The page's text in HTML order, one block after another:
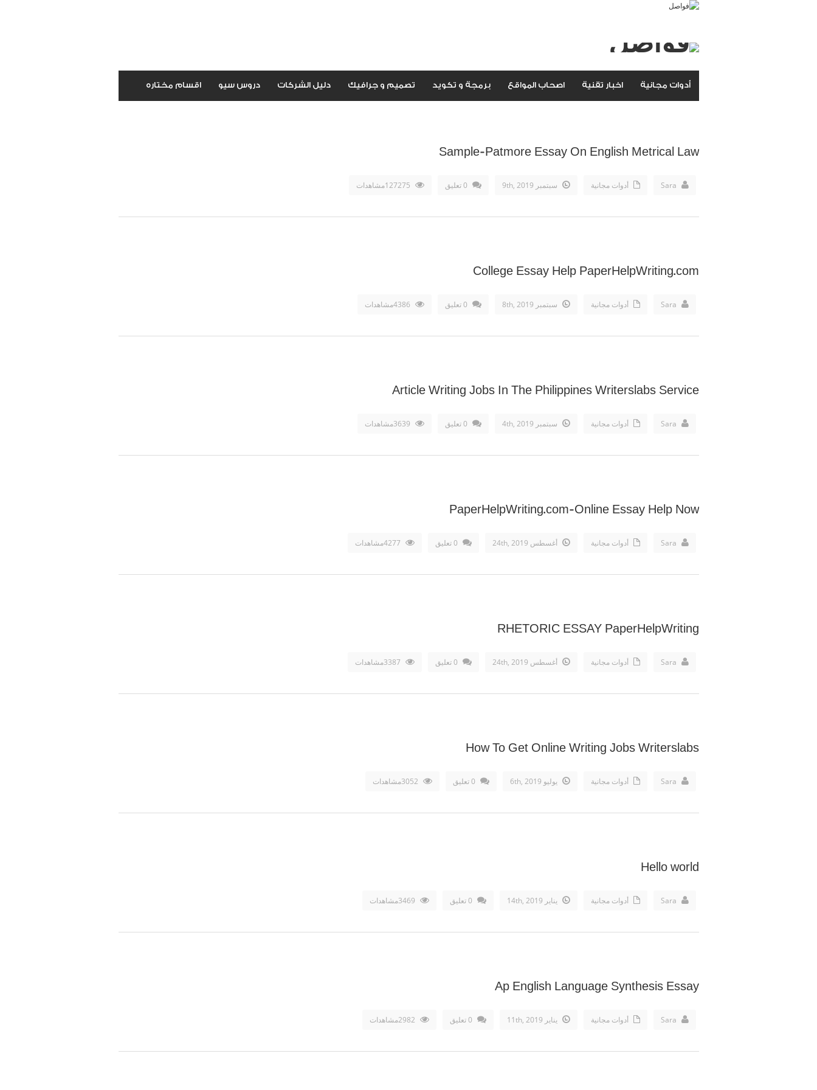
أدوات مجانية اخبار تقنية اصحاب المواقع برمجة و تكويد تصميم و جرافيك دليل الشركات دروس سيو اقسام مختاره
Sample-Patmore Essay On English Metrical Law
Sara أدوات مجانية سبتمبر 9th, 2019 0 تعليق
College Essay Help PaperHelpWriting.com
Sara أدوات مجانية سبتمبر 8th, 2019 0 تعليق
Article Writing Jobs In The Philippines Writerslabs Service
Sara أدوات مجانية سبتمبر 4th, 2019 0 تعليق
PaperHelpWriting.com-Online Essay Help Now
Sara أدوات مجانية أغسطس 24th, 2019 0 تعليق
RHETORIC ESSAY PaperHelpWriting
Sara أدوات مجانية أغسطس 24th, 2019 0 تعليق
How To Get Online Writing Jobs Writerslabs
Sara أدوات مجانية يوليو 6th, 2019 0 تعليق
Hello world
Sara أدوات مجانية يناير 14th, 2019 0 تعليق
Ap English Language Synthesis Essay
Sara أدوات مجانية يناير 11th, 2019 0 تعليق